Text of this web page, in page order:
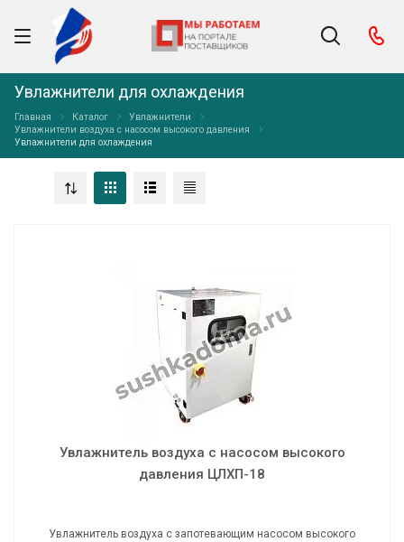
Увлажнители для охлаждения
Главная Каталог
Увлажнители
Увлажнители воздуха с насосом высокого давления
Увлажнители для охлаждения
Увлажнитель воздуха с насосом высокого
давления ЦЛХП-18
Увлажнитель воздуха с запотевающим насосом высокого
давления ЦЛХП-18
Увлажнитель воздуха с запотевающим насосом высокого
давления (с баком)